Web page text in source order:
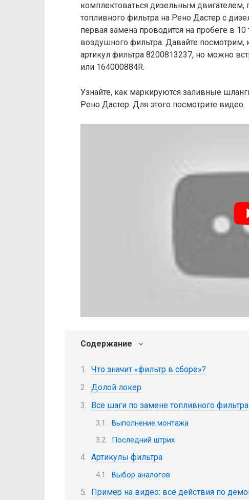
комплектоваться дизельным
топливного фильтра на Рено Дастер с
первая замена проводится на пробеге в
воздушного фильтра. Давайте
артикул фильтра 8200813237, но можно
или 164000884R.
Узнайте, как маркируются заливные
Рено Дастер. Для этого посмотрите видео.
Содержание
Что значит «фильтр в сборе»?
Долой локер
Все шаги по замене топливного
Выполнение монтажа
Последний штрих
Артикулы фильтра
Выбор аналогов
Пример на видео: все действия по